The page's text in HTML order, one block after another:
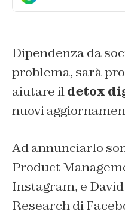
Dipendenza da
problema, sarà
aiutare ildetox
nuovi
Ad annunciarlo
Product
Instagram, e
Research di